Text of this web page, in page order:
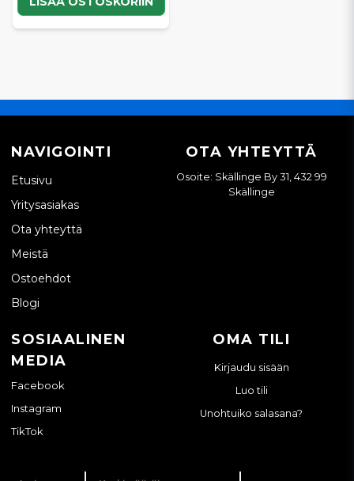
NAVIGOINTI
Etusivu
Yritysasiakas
Ota yhteyttä
Meistä
Ostoehdot
Blogi
OTA YHTEYTTÄ
Osoite: Skällinge By 31, 432 99
Skällinge
SOSIAALINEN
MEDIA
Facebook
Instagram
TikTok
OMA TILI
Kirjaudu sisään
Luo tili
Unohtuiko salasana?